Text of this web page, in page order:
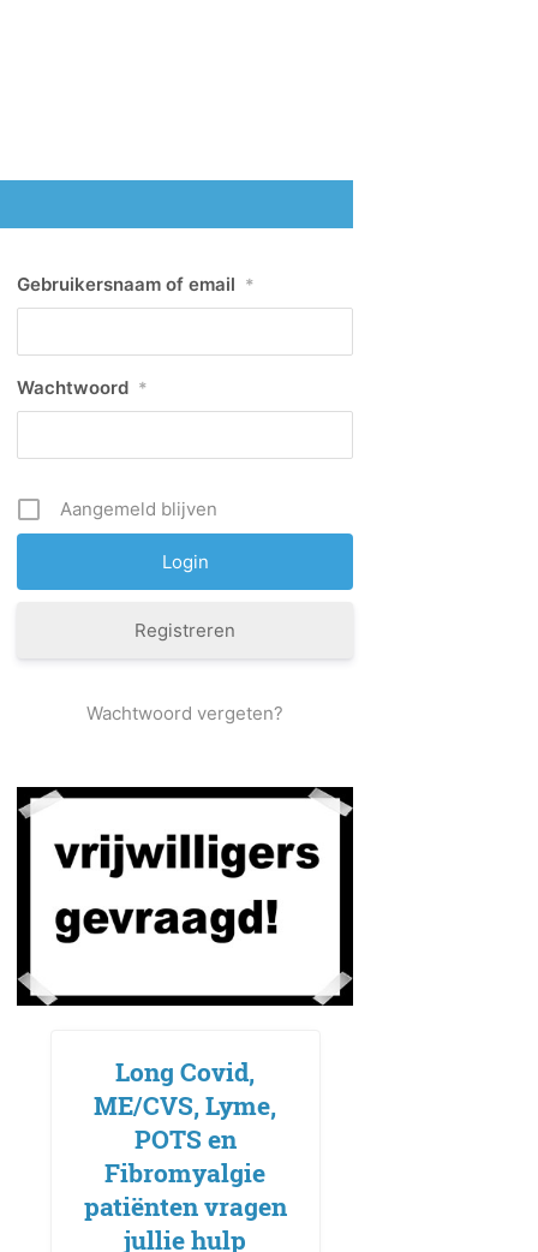
Gebruikersnaam of email *
Wachtwoord *
Aangemeld blijven
Registreren
Wachtwoord vergeten?
Long Covid,
ME/CVS, Lyme,
POTS en
Fibromyalgie
patiënten vragen
jullie hulp